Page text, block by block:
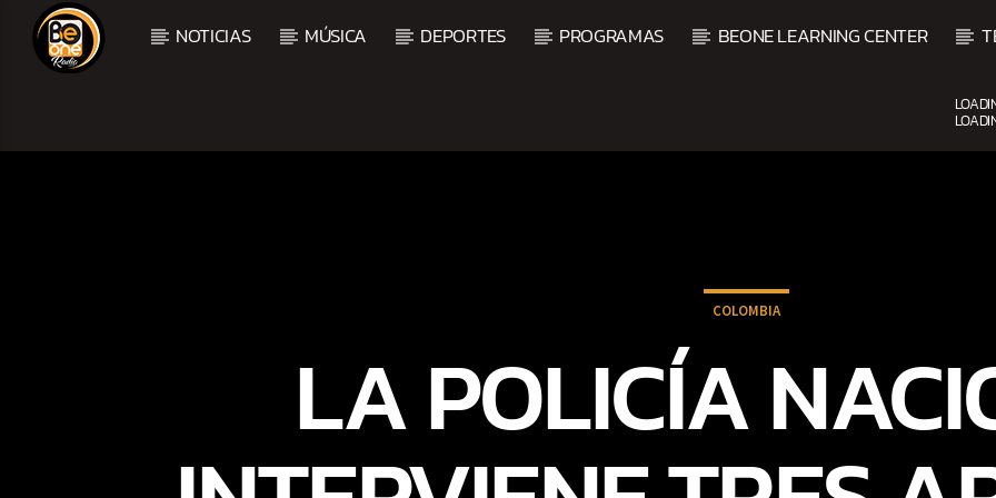
NOTICIAS MÚSICA DEPORTES PROGRAMAS BEONE LEARNING CENTER
COLOMBIA
LA POLICÍA